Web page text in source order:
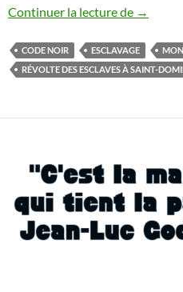
Continuer la lecture de La
→
CODE NOIR ESCLAVAGE
RÉVOLTE DES ESCLAVES À SAINT-